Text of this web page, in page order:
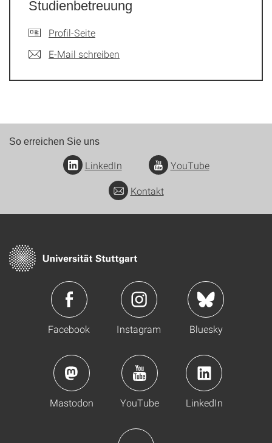
Studienbetreuung
Profil-Seite
E-Mail schreiben
So erreichen Sie uns
LinkedIn
YouTube
Kontakt
Facebook Instagram Bluesky
Mastodon YouTube LinkedIn